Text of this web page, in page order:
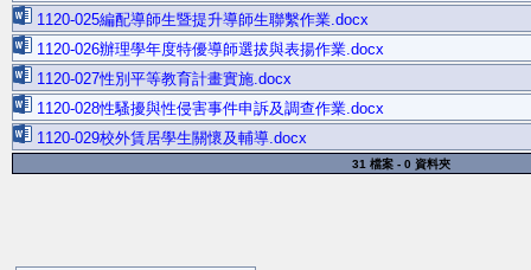
1120-025編配導師生暨提升導師生聯繫作業.docx
1120-026辦理學年度特優導師選拔與表揚作業.docx
1120-027性別平等教育計畫實施.docx
1120-028性騷擾與性侵害事件申訴及調查作業.docx
1120-029校外賃居學生關懷及輔導.docx
31 檔案 - 0 資料夾